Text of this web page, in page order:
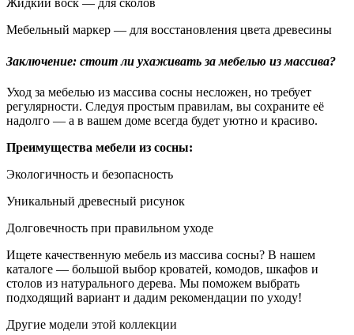
Жидкий воск — для сколов
Мебельный маркер — для восстановления цвета древесины
Заключение: стоит ли ухаживать за мебелью из массива?
Уход за мебелью из массива сосны несложен, но требует
регулярности. Следуя простым правилам, вы сохраните её
надолго — а в вашем доме всегда будет уютно и красиво.
Преимущества мебели из сосны:
Экологичность и безопасность
Уникальный древесный рисунок
Долговечность при правильном уходе
Ищете качественную мебель из массива сосны? В нашем
каталоге — большой выбор кроватей, комодов, шкафов и
столов из натурального дерева. Мы поможем выбрать
подходящий вариант и дадим рекомендации по уходу!
Другие модели этой коллекции